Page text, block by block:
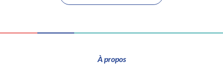
À propos